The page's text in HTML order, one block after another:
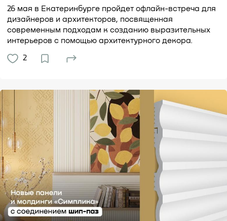
26 мая в Екатеринбурге пройдет офлайн-встреча для
дизайнеров и архитекторов, посвященная
современным подходам к созданию выразительных
интерьеров с помощью архитектурного декора.
2